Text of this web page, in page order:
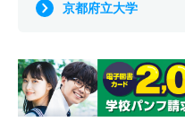
京都府立大学